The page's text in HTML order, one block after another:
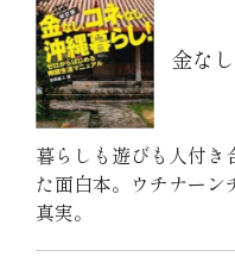
金な
暮らしも遊びも人付き
た面白本。ウチナーン
真実。